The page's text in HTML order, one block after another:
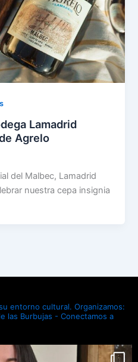
Lamadrid
Agrelo
del Malbec, Lamadrid
nuestra cepa insignia
entorno cultural. Organizamos:
las Burbujas - Conectamos a